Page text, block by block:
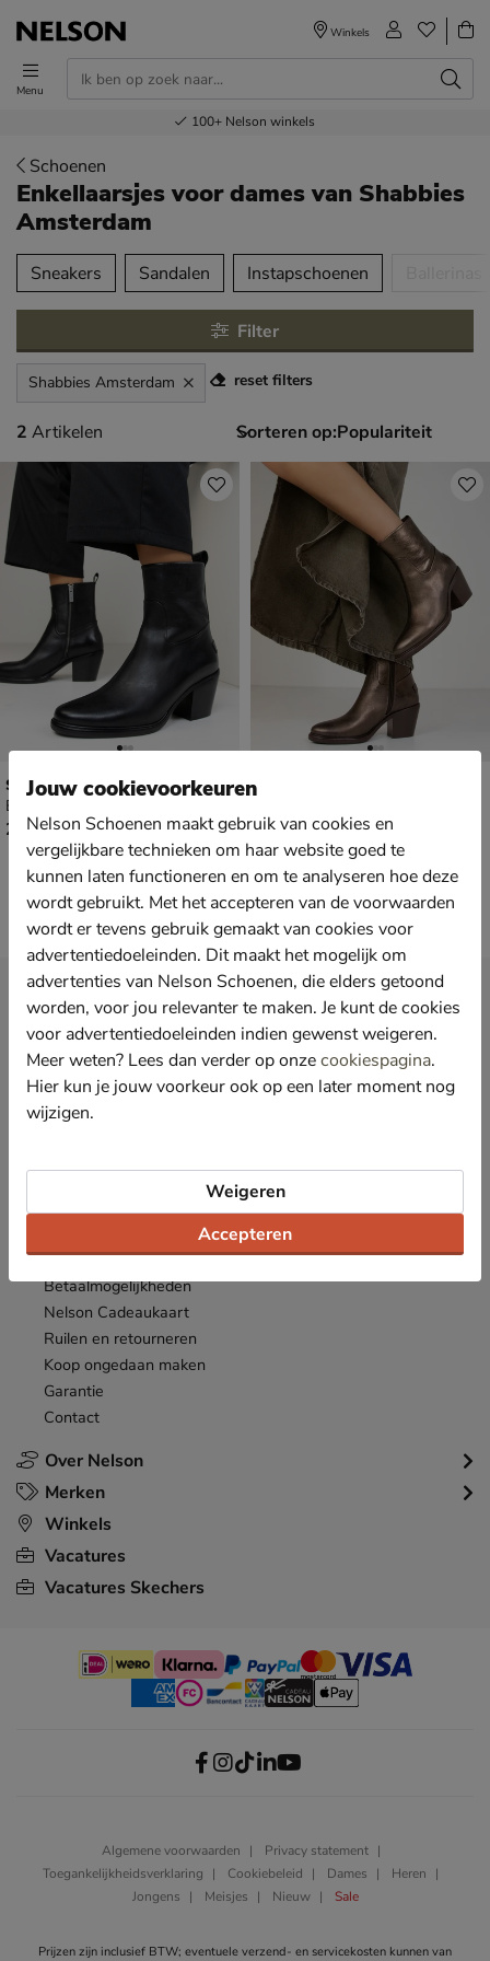
Menu
Winkels
Voor 23.00u besteld,volgende dag in huis
Gratisverzending en retour
Bestel nu,betaal later
100+ Nelson winkels
Schoenen
Enkellaarsjes voor damesvan Shabbies
Amsterdam
over
Sneakers Sandalen Instapschoenen
Filter
Shabbies Amsterdam reset filters
2 artikelen
2 Artikelen Sorteren op:
Shabbies Amsterdam Julie
Enkellaarsjes - zwart
€ 249,99
249,99
Shabbies Amsterdam Julie
€ 249,99
249,99
Over Nelson
Bestellen
Betaalmogelijkheden
Nelson Cadeaukaart
Ruilen en retourneren
Koop ongedaan maken
Garantie
Contact
Merken
Winkels
Vacatures
Vacatures Skechers
Nieuwsbrief
Ontvang € 10,- welkomstkorting*
en blijf op de hoogte van leuke
acties en aanbiedingen!
E-mailadres Inschrijven
Algemene voorwaarden
Privacy statement
Toegankelijkheidsverklaring
Cookiebeleid Dames
Heren
Jongens
Meisjes Nieuw Sale
Prijzen zijn inclusief BTW; eventuele verzend- en servicekosten kunnen van
Jouw cookievoorkeuren
Nelson Schoenen maakt gebruik van cookies en
vergelijkbare technieken om haar website goed te
kunnen laten functioneren en om te analyseren hoe deze
wordt gebruikt. Met het accepteren van de voorwaarden
wordt er tevens gebruik gemaakt van cookies voor
advertentiedoeleinden. Dit maakt het mogelijk om
advertenties van Nelson Schoenen, die elders getoond
worden, voor jou relevanter te maken. Je kunt de cookies
voor advertentiedoeleinden indien gewenst weigeren.
Meer weten? Lees dan verder op onzecookiespagina.
Hier kun je jouw voorkeur ook op een later moment nog
wijzigen.
Accepteren
Weigeren